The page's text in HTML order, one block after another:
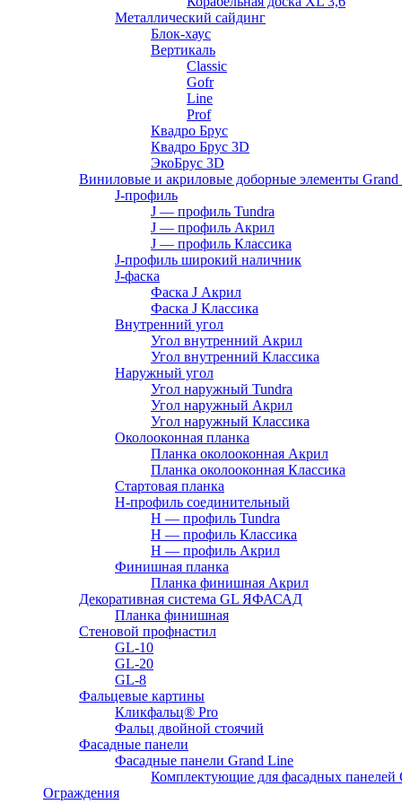
Металлический сайдинг
Блок-хаус
Вертикаль
Classic
Gofr
Line
Prof
Квадро Брус
Квадро Брус 3D
ЭкоБрус 3D
Виниловые и акриловые доборные элементы Grand
J-профиль
J — профиль Tundra
J — профиль Акрил
J — профиль Классика
J-профиль широкий наличник
J-фаска
Фаска J Акрил
Фаска J Классика
Внутренний угол
Угол внутренний Акрил
Угол внутренний Классика
Наружный угол
Угол наружный Tundra
Угол наружный Акрил
Угол наружный Классика
Околооконная планка
Планка околооконная Акрил
Планка околооконная Классика
Стартовая планка
H-профиль соединительный
Н — профиль Tundra
H — профиль Классика
Н — профиль Акрил
Финишная планка
Планка финишная Акрил
Декоративная система GL ЯФАСАД
Планка финишная
Стеновой профнастил
GL-10
GL-20
GL-8
Фальцевые картины
Кликфальц® Pro
Фальц двoйной стоячий
Фасадные панели
Фасадные панели Grand Line
Комплектующие для фасадных панелей
Ограждения